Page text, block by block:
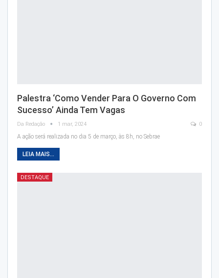
Palestra ‘Como Vender Para O Governo Com
Sucesso’ Ainda Tem Vagas
Da Redação 1 mar, 2024 0
A ação será realizada no dia 5 de março, às 8h, no Sebrae
LEIA MAIS...
DESTAQUE